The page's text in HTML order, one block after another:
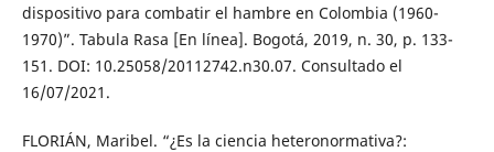
dispositivo para combatir el hambre en Colombia (1960-
1970)”. Tabula Rasa [En línea]. Bogotá, 2019, n. 30, p. 133-
151. DOI: 10.25058/20112742.n30.07. Consultado el
16/07/2021.
FLORIÁN, Maribel. “¿Es la ciencia heteronormativa?: